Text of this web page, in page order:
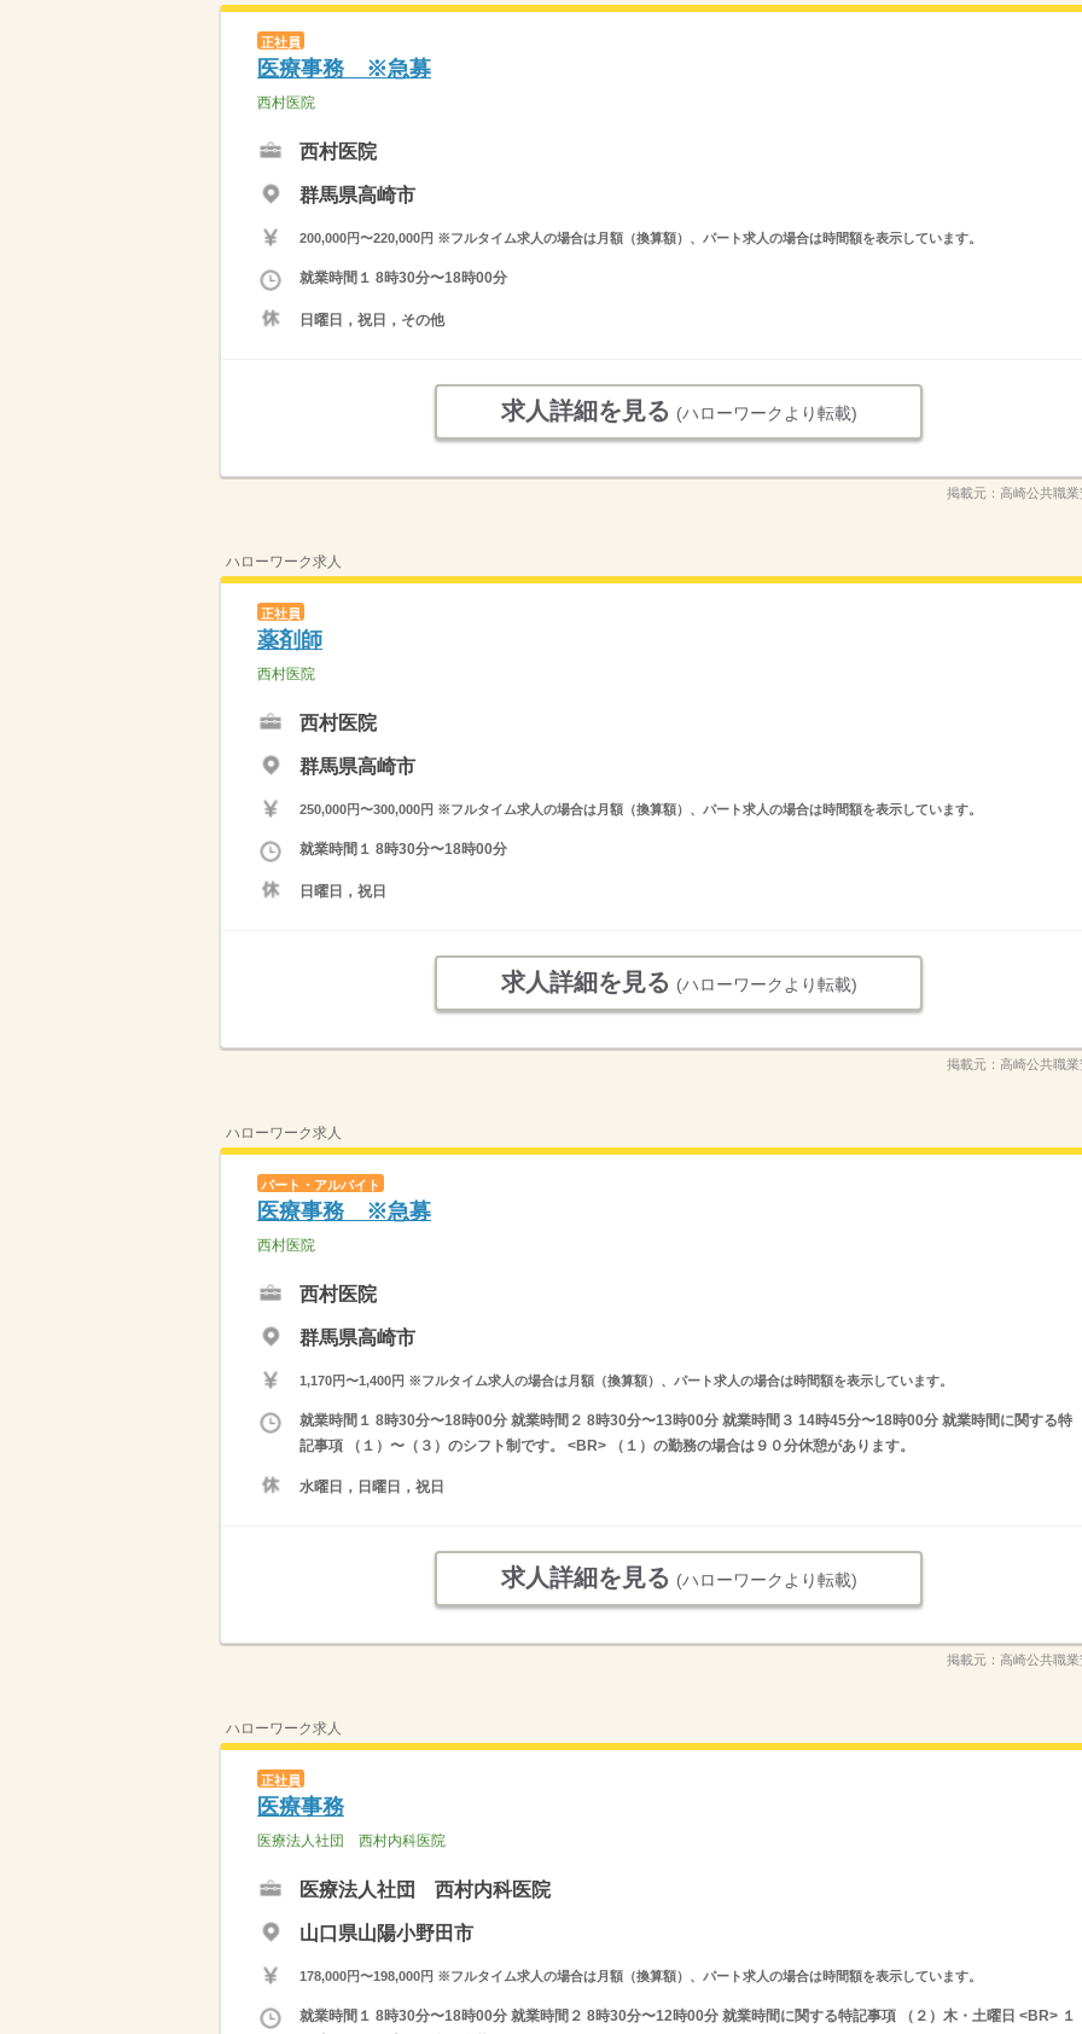
正社員
医療事務 ※急募
西村医院
西村医院
群馬県高崎市
200,000円〜220,000円 ※フルタイム求人の場合は月額（換算額）、パート求人の場合は時間額を表示しています。
就業時間１ 8時30分〜18時00分
日曜日，祝日，その他
求人詳細を見る (ハローワークより転載)
掲載元： 高崎公共職
ハローワーク求人
正社員
薬剤師
西村医院
西村医院
群馬県高崎市
250,000円〜300,000円 ※フルタイム求人の場合は月額（換算額）、パート求人の場合は時間額を表示しています。
就業時間１ 8時30分〜18時00分
日曜日，祝日
求人詳細を見る (ハローワークより転載)
掲載元： 高崎公共職
ハローワーク求人
パート・アルバイト
医療事務 ※急募
西村医院
西村医院
群馬県高崎市
1,170円〜1,400円 ※フルタイム求人の場合は月額（換算額）、パート求人の場合は時間額を表示しています。
就業時間１ 8時30分〜18時00分 就業時間２ 8時30分〜13時00分 就業時間３ 14時45分〜18時00分 就業時間に関する特
記事項 （１）〜（３）のシフト制です。 <BR> （１）の勤務の場合は９０分休憩があります。
水曜日，日曜日，祝日
求人詳細を見る (ハローワークより転載)
掲載元： 高崎公共職
ハローワーク求人
正社員
医療事務
医療法人社団 西村内科医院
医療法人社団 西村内科医院
山口県山陽小野田市
178,000円〜198,000円 ※フルタイム求人の場合は月額（換算額）、パート求人の場合は時間額を表示しています。
就業時間１ 8時30分〜18時00分 就業時間２ 8時30分〜12時00分 就業時間に関する特記事項 （２）木・土曜日 <BR> １